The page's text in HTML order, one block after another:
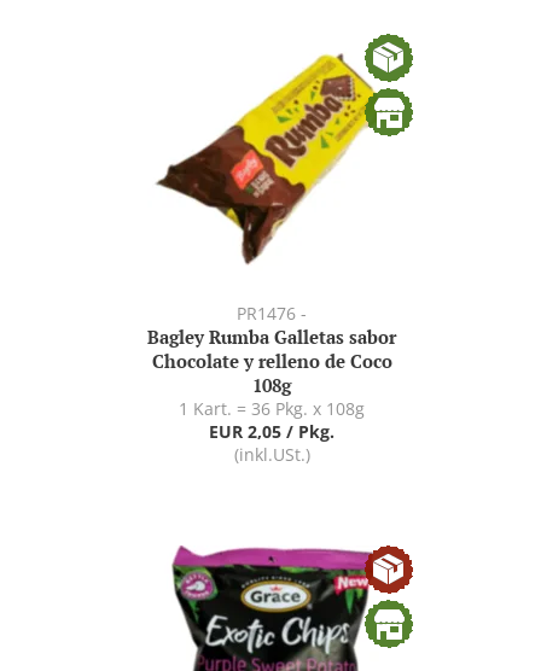
PR1476 -
Bagley Rumba Galletas sabor
Chocolate y relleno de Coco
108g
1 Kart. = 36 Pkg. x 108g
EUR 2,05 / Pkg.
(inkl.USt.)